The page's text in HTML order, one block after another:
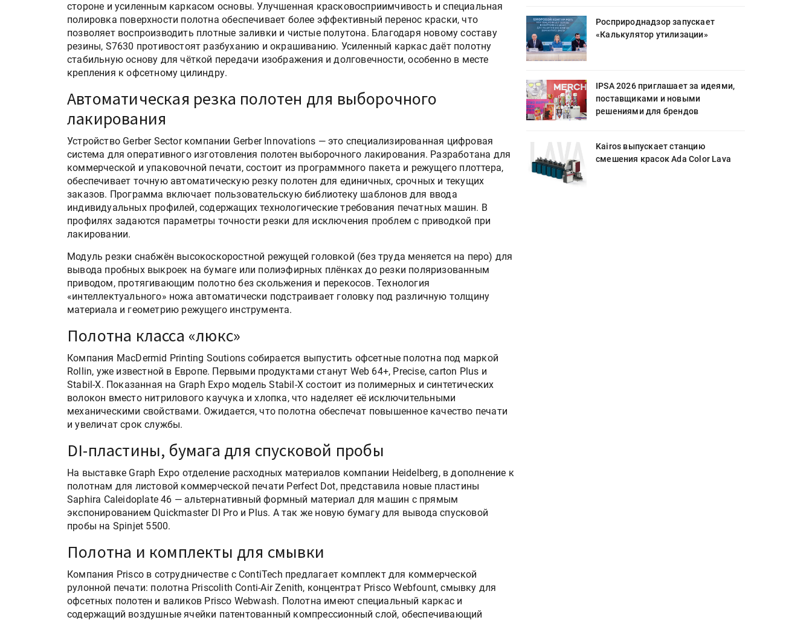
стороне и усиленным каркасом основы. Улучшенная красковосприимчивость и специальная
полировка поверхности полотна обеспечивает более эффективный перенос краски, что
позволяет воспроизводить плотные заливки и чистые полутона. Благодаря новому составу
резины, S7630 противостоят разбуханию и окрашиванию. Усиленный каркас даёт полотну
стабильную основу для чёткой передачи изображения и долговечности, особенно в месте
крепления к офсетному цилиндру.
Автоматическая резка полотен для выборочного
лакирования
Устройство Gerber Sector компании Gerber Innovations — это специализированная цифровая
система для оперативного изготовления полотен выборочного лакирования. Разработана для
коммерческой и упаковочной печати, состоит из программного пакета и режущего плоттера,
обеспечивает точную автоматическую резку полотен для единичных, срочных и текущих
заказов. Программа включает пользовательскую библиотеку шаблонов для ввода
индивидуальных профилей, содержащих технологические требования печатных машин. В
профилях задаются параметры точности резки для исключения проблем с приводкой при
лакировании.
Модуль резки снабжён высокоскоростной режущей головкой (без труда меняется на перо) для
вывода пробных выкроек на бумаге или полиэфирных плёнках до резки поляризованным
приводом, протягивающим полотно без скольжения и перекосов. Технология
«интеллектуального» ножа автоматически подстраивает головку под различную толщину
материала и геометрию режущего инструмента.
Полотна класса «люкс»
Компания MacDermid Printing Soutions собирается выпустить офсетные полотна под маркой
Rollin, уже известной в Европе. Первыми продуктами станут Web 64+, Precise, carton Plus и
Stabil-X. Показанная на Graph Expo модель Stabil-X состоит из полимерных и синтетических
волокон вместо нитрилового каучука и хлопка, что наделяет её исключительными
механическими свойствами. Ожидается, что полотна обеспечат повышенное качество печати
и увеличат срок службы.
DI-пластины, бумага для спусковой пробы
На выставке Graph Expo отделение расходных материалов компании Heidelberg, в дополнение к
полотнам для листовой коммерческой печати Perfect Dot, представила новые пластины
Saphira Caleidoplate 46 — альтернативный формный материал для машин с прямым
экспонированием Quickmaster DI Pro и Plus. А так же новую бумагу для вывода спусковой
пробы на Spinjet 5500.
Полотна и комплекты для смывки
Компания Prisco в сотрудничестве с ContiTech предлагает комплект для коммерческой
рулонной печати: полотна Priscolith Conti-Air Zenith, концентрат Prisco Webfount, смывку для
офсетных полотен и валиков Prisco Webwash. Полотна имеют специальный каркас и
содержащий воздушные ячейки патентованный компрессионный слой, обеспечивающий
Росприроднадзор запускает
«Калькулятор утилизации»
поставщиками и новыми
решениями для брендов
Kairos выпускает станцию
смешения красок Ada Color Lava
Росприроднадзор запускает
«Калькулятор утилизации»
поставщиками и новыми
решениями для брендов
Kairos выпускает станцию
смешения красок Ada Color Lava
Росприроднадзор запускает
«Калькулятор утилизации»
IPSA 2026 приглашает за идеями,
поставщиками и новыми
решениями для брендов
Kairos выпускает станцию
смешения красок Ada Color Lava